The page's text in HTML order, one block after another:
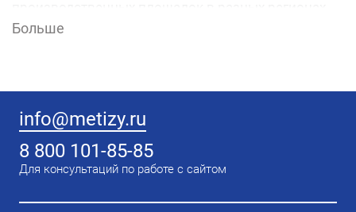
России сертифицированы по международным
стандартам качества ISO-9001, со
Больше
info@metizy.ru
8 800 101-85-85
Для консультаций по работе с сайтом